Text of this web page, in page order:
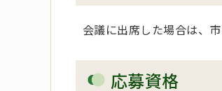
会議に出席した場合は、
応募資格